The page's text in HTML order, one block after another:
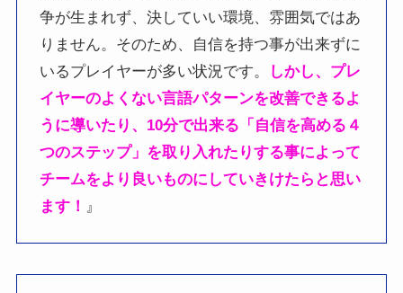
争が生まれず、決していい環境、雰囲気ではあ
りません。そのため、自信を持つ事が出来ずに
いるプレイヤーが多い状況です。
しかし、プレ
イヤーのよくない言語パターンを改善できるよ
うに導いたり、10分で出来る「自信を高める４
つのステップ」を取り入れたりする事によって
チームをより良いものにしていきけたらと思い
ます！ 』